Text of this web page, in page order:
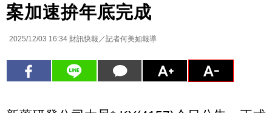
案加速拚年底完成
2025/12/03 16:34 財訊快報／記者何美如報導